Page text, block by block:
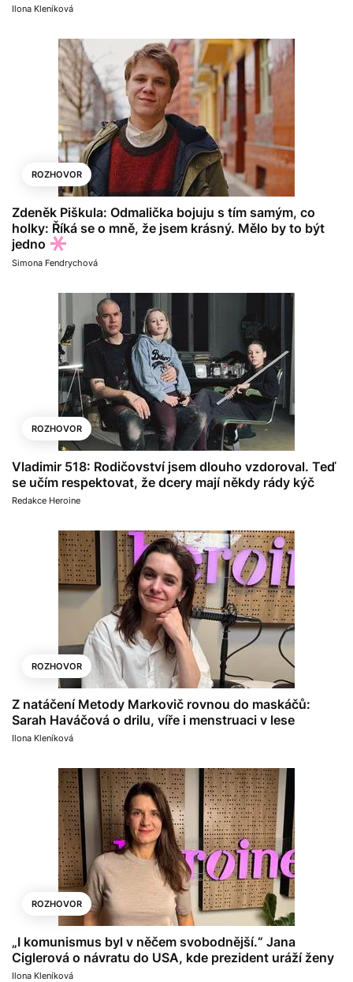
Ilona Kleníková
ROZHOVOR
Zdeněk Piškula: Odmalička bojuju s tím samým, co
holky: Říká se o mně, že jsem krásný. Mělo by to být
jedno
Simona Fendrychová
ROZHOVOR
Vladimir 518: Rodičovství jsem dlouho vzdoroval. Teď
se učím respektovat, že dcery mají někdy rády kýč
Redakce Heroine
ROZHOVOR
Z natáčení Metody Markovič rovnou do maskáčů:
Sarah Haváčová o drilu, víře i menstruaci v lese
Ilona Kleníková
ROZHOVOR
„I komunismus byl v něčem svobodnější.“ Jana
Ciglerová o návratu do USA, kde prezident uráží ženy
Ilona Kleníková